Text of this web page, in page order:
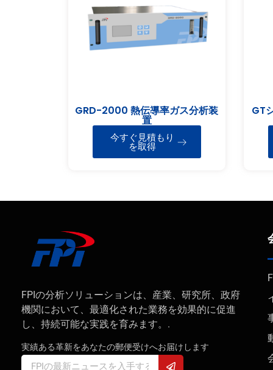
GRD-2000 熱伝導率ガス分析装
置
今すぐ見積もり
を取得
GT
FPIの分析ソリューションは、産業、研究所、政府
機関において、最適化された業務を効果的に促進
し、持続可能な実践を育みます。.
実績ある革新をあなたの郵便受けへお届けします